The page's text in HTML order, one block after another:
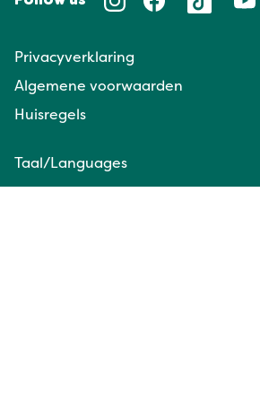
Privacyverklaring
Algemene voorwaarden
Huisregels
Taal/Languages